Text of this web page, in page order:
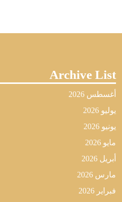
Archive List
أغسطس 2026
يوليو 2026
يونيو 2026
مايو 2026
أبريل 2026
مارس 2026
فبراير 2026